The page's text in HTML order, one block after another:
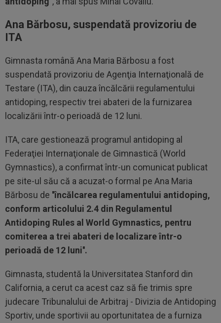
Ana Bărbosu, suspendată provizoriu de
ITA
Gimnasta română Ana Maria Bărbosu a fost
suspendată provizoriu de Agenţia Internaţională de
Testare (ITA), din cauza încălcării regulamentului
antidoping, respectiv trei abateri de la furnizarea
localizării într-o perioadă de 12 luni.
ITA, care gestionează programul antidoping al
Federaţiei Internaţionale de Gimnastică (World
Gymnastics), a confirmat într-un comunicat publicat
pe site-ul său că a acuzat-o formal pe Ana Maria
Bărbosu de ''încălcarea regulamentului antidoping,
conform articolului 2.4 din Regulamentul
Antidoping Rules al World Gymnastics, pentru
comiterea a trei abateri de localizare într-o
perioadă de 12 luni''.
Gimnasta, studentă la Universitatea Stanford din
California, a cerut ca acest caz să fie trimis spre
judecare Tribunalului de Arbitraj - Divizia de Antidoping
Sportiv, unde sportivii au oportunitatea de a furniza